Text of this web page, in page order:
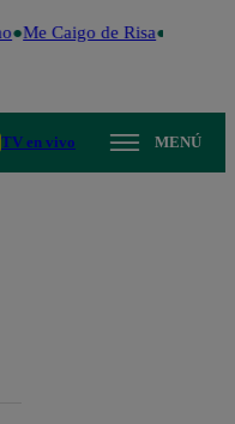
Me Caigo de Risa Perú
TV en vivo MENÚ